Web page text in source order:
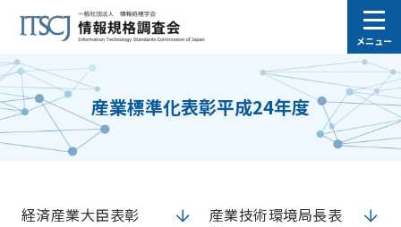
メニュー
産業標準化表彰平成24年度
経済産業大臣表彰
産業技術環境局長表